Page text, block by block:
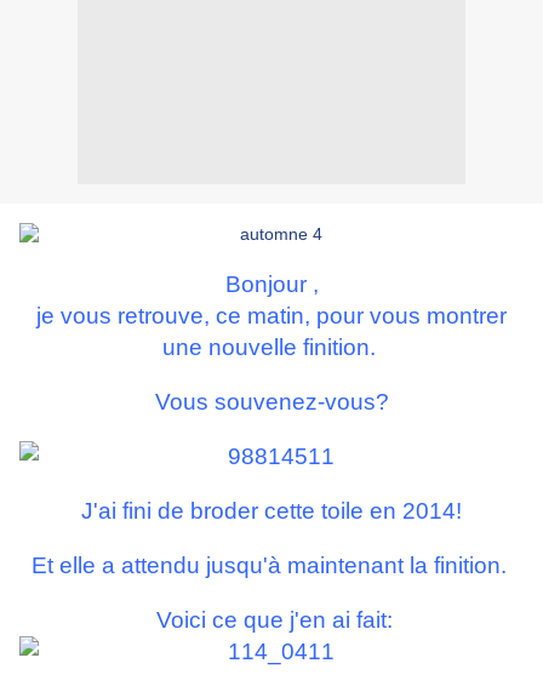
Bonjour ,
je vous retrouve, ce matin, pour vous montrer
une nouvelle finition.
Vous souvenez-vous?
J'ai fini de broder cette toile en 2014!
Et elle a attendu jusqu'à maintenant la finition.
Voici ce que j'en ai fait: